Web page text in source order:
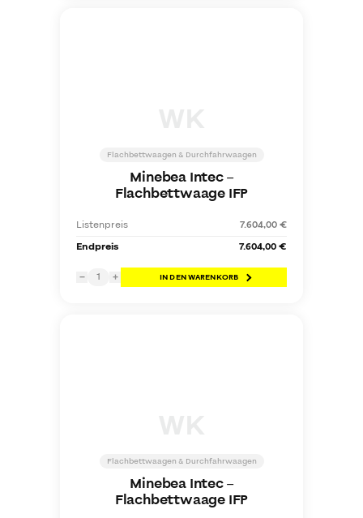
Flachbettwaagen & Durchfahrwaagen
Minebea Intec–
Flachbettwaage IFP
Listenpreis
7.604,00 €
Endpreis
7.604,00 €
− 1 + IN DEN WARENKORB
Flachbettwaagen & Durchfahrwaagen
Minebea Intec–
Flachbettwaage IFP